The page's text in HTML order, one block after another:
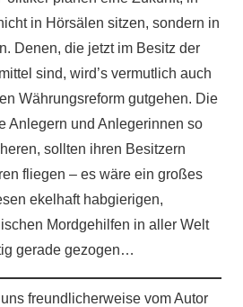
in Hörsälen sitzen, sondern in
Denen, die jetzt im Besitz der
sind, wird’s vermutlich auch
Währungsreform gutgehen. Die
Anlegern und Anlegerinnen so
sollten ihren Besitzern
fliegen – es wäre ein großes
ekelhaft habgierigen,
Mordgehilfen in aller Welt
gerade gezogen…
freundlicherweise vom Autor